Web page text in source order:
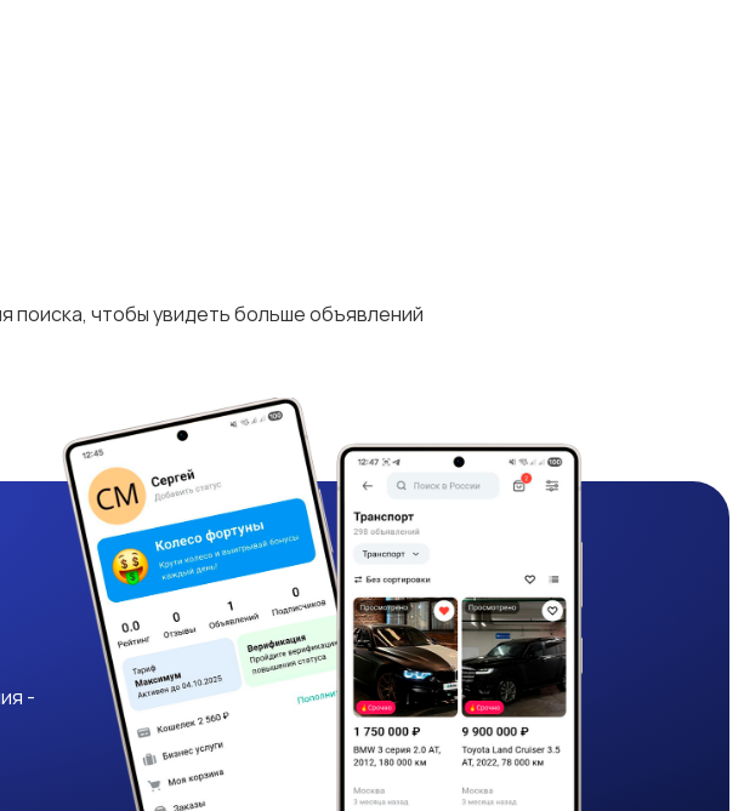
поиска, чтобы увидеть больше объявлений
-